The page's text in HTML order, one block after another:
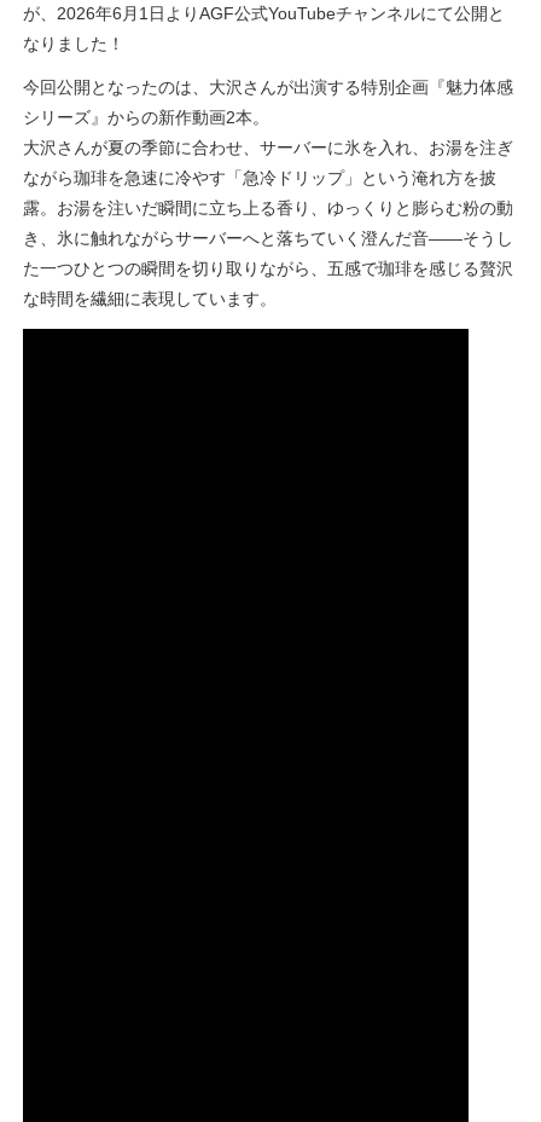
が、2026年6月1日よりAGF公式YouTubeチャンネルにて公開と
なりました！
今回公開となったのは、大沢さんが出演する特別企画『魅力体感
シリーズ』からの新作動画2本。
大沢さんが夏の季節に合わせ、サーバーに氷を入れ、お湯を注ぎ
ながら珈琲を急速に冷やす「急冷ドリップ」という淹れ方を披
露。お湯を注いだ瞬間に立ち上る香り、ゆっくりと膨らむ粉の動
き、氷に触れながらサーバーへと落ちていく澄んだ音――そうし
た一つひとつの瞬間を切り取りながら、五感で珈琲を感じる贅沢
な時間を繊細に表現しています。